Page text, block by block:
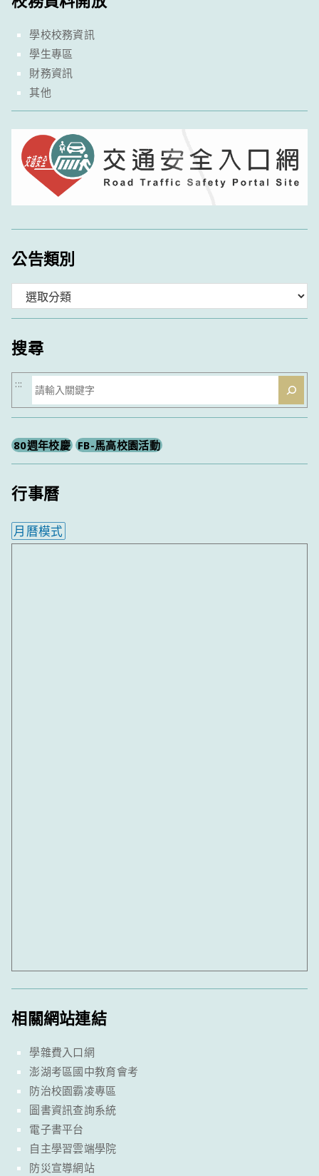
學校校務資訊
學生專區
財務資訊
其他
公告類別
類
搜尋
搜
尋
:::
80週年校慶 FB-馬高校園活動
行事曆
月曆模式
相關網站連結
學雜費入口網
澎湖考區國中教育會考
防治校園霸凌專區
圖書資訊查詢系統
電子書平台
自主學習雲端學院
防災宣導網站